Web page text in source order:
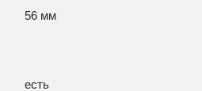
56 мм
есть